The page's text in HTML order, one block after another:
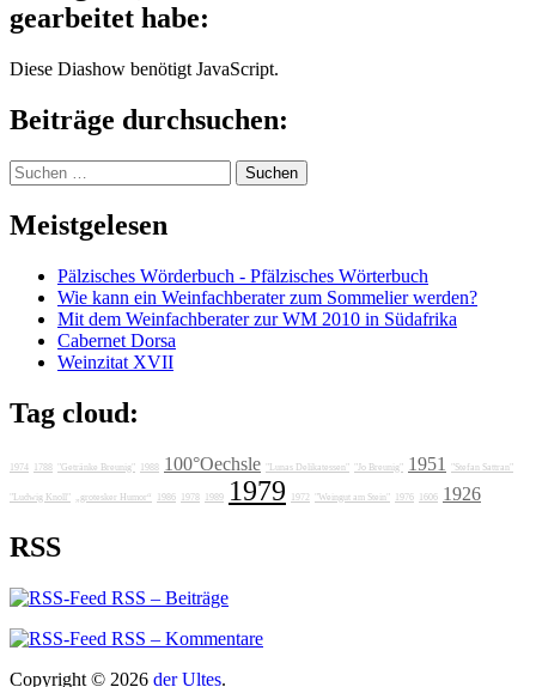
gearbeitet habe:
Diese Diashow benötigt JavaScript.
Beiträge durchsuchen:
Suchen
nach:
Meistgelesen
Pälzisches Wörderbuch - Pfälzisches Wörterbuch
Wie kann ein Weinfachberater zum Sommelier werden?
Mit dem Weinfachberater zur WM 2010 in Südafrika
Cabernet Dorsa
Weinzitat XVII
Tag cloud:
1974 1788 "Getränke Breunig" 1988 100°Oechsle "Lunas Delikatessen" "Jo Breunig" 1951 "Stefan Sattran"
"Ludwig Knoll" „grotesker Humor“ 1986 1978 1989 1979 1972 "Weingut am Stein" 1976 1606 1926
RSS
RSS – Beiträge
RSS – Kommentare
Copyright © 2026 der Ultes.